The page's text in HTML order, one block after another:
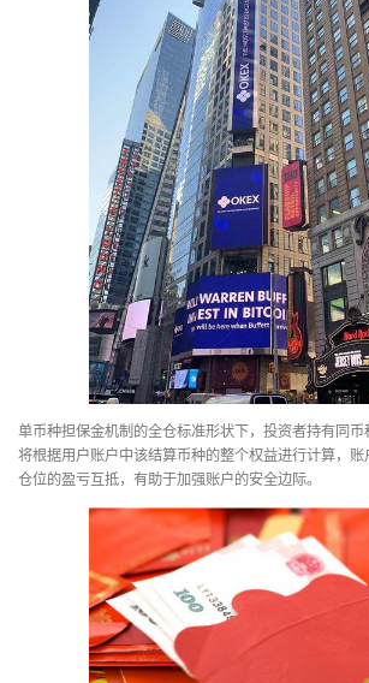
单币种担保金机制的全仓标准形状下，投资者持有同
将根据用户账户中该结算币种的整个权益进行计算，
仓位的盈亏互抵，有助于加强账户的安全边际。